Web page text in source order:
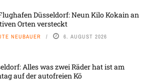
Düsseldorf: Neun Kilo Kokain an
Orten versteckt
NEUBAUER 6. AUGUST 2026
Alles was zwei Räder hat ist am
auf der autofreien Kö